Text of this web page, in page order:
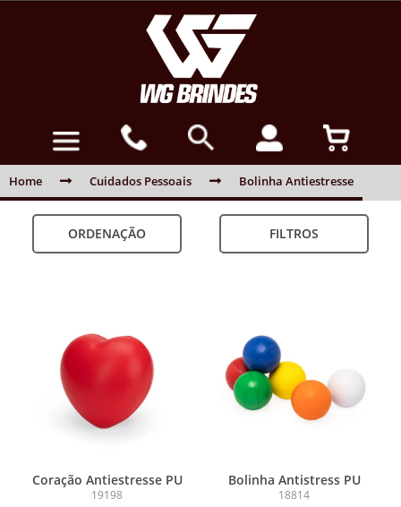
Home Cuidados Pessoais Bolinha Antiestresse
ORDENAÇÃO FILTROS
Coração Antiestresse PU
19198
Bolinha Antistress PU
18814